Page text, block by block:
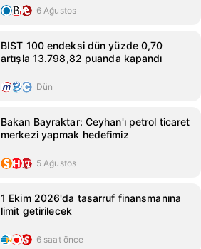
6 Ağustos
BIST 100 endeksi dün yüzde 0,70
artışla 13.798,82 puanda kapandı
Dün
Bakan Bayraktar: Ceyhan'ı petrol ticaret
merkezi yapmak hedefimiz
5 Ağustos
1 Ekim 2026'da tasarruf finansmanına
limit getirilecek
6 saat önce